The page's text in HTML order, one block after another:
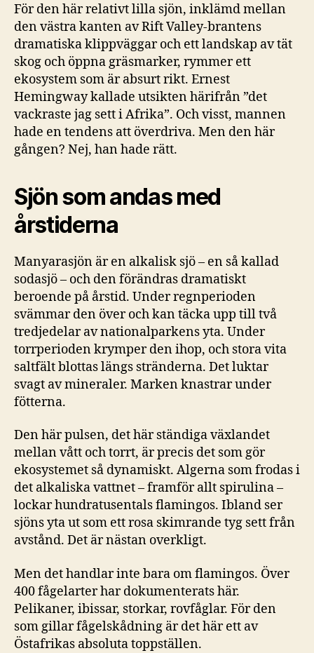
För den här relativt lilla sjön, inklämd mellan
den västra kanten av Rift Valley-brantens
dramatiska klippväggar och ett landskap av tät
skog och öppna gräsmarker, rymmer ett
ekosystem som är absurt rikt. Ernest
Hemingway kallade utsikten härifrån ”det
vackraste jag sett i Afrika”. Och visst, mannen
hade en tendens att överdriva. Men den här
gången? Nej, han hade rätt.
Sjön som andas med
årstiderna
Manyarasjön är en alkalisk sjö – en så kallad
sodasjö – och den förändras dramatiskt
beroende på årstid. Under regnperioden
svämmar den över och kan täcka upp till två
tredjedelar av nationalparkens yta. Under
torrperioden krymper den ihop, och stora vita
saltfält blottas längs stränderna. Det luktar
svagt av mineraler. Marken knastrar under
fötterna.
Den här pulsen, det här ständiga växlandet
mellan vått och torrt, är precis det som gör
ekosystemet så dynamiskt. Algerna som frodas i
det alkaliska vattnet – framför allt spirulina –
lockar hundratusentals flamingos. Ibland ser
sjöns yta ut som ett rosa skimrande tyg sett från
avstånd. Det är nästan overkligt.
Men det handlar inte bara om flamingos. Över
400 fågelarter har dokumenterats här.
Pelikaner, ibissar, storkar, rovfåglar. För den
som gillar fågelskådning är det här ett av
Östafrikas absoluta toppställen.